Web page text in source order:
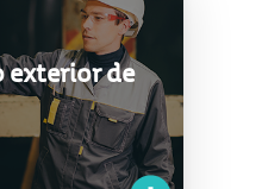
exterior de